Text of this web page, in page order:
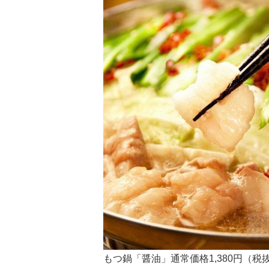
もつ鍋「醤油」通常価格1,380円（税